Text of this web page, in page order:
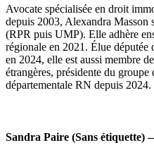
Avocate spécialisée en droit
depuis 2003, Alexandra Masson
(RPR puis UMP). Elle adhère
régionale en 2021. Élue
en 2024, elle est aussi membre
étrangères, présidente du
départementale RN depuis 2024.
Sandra Paire (Sans étiquette)